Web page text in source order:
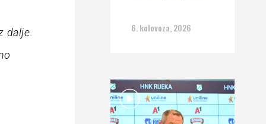
dalje.
6. kolovoza, 2026